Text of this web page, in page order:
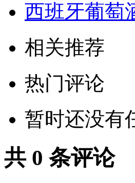
西班牙葡萄
相关推荐
热门评论
暂时还没有
共 0 条评论